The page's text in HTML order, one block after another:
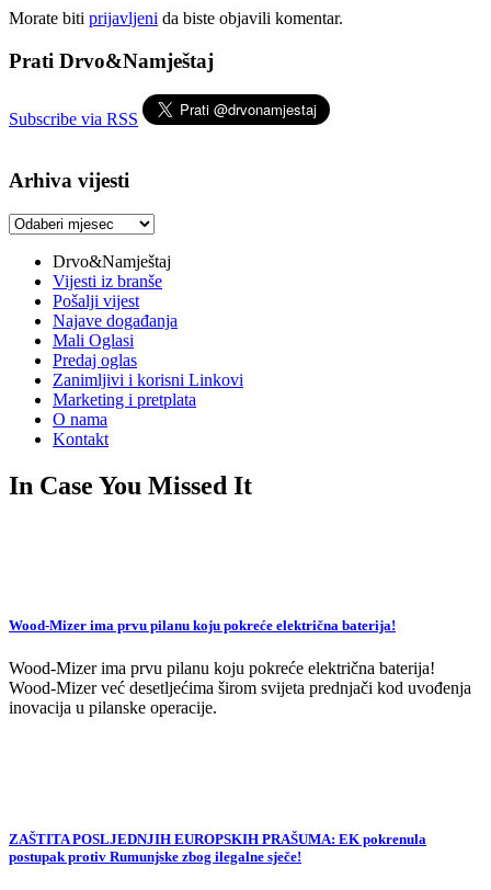
Morate biti prijavljeni da biste objavili komentar.
Prati Drvo&Namještaj
Subscribe via RSS
Arhiva vijesti
Arhiva
Drvo&Namještaj
Vijesti iz branše
Pošalji vijest
Najave događanja
Mali Oglasi
Predaj oglas
Zanimljivi i korisni Linkovi
Marketing i pretplata
O nama
Kontakt
In Case You Missed It
Wood-Mizer ima prvu pilanu koju pokreće električna baterija!
Wood-Mizer ima prvu pilanu koju pokreće električna baterija!
Wood-Mizer već desetljećima širom svijeta prednjači kod uvođenja
inovacija u pilanske operacije.
ZAŠTITA POSLJEDNJIH EUROPSKIH PRAŠUMA: EK pokrenula
postupak protiv Rumunjske zbog ilegalne sječe!